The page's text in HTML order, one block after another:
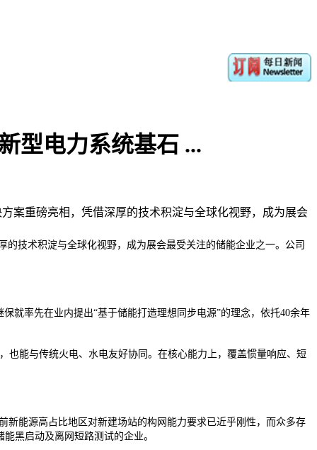
型电力系统基石 ...
案重磅亮相，凭借深厚的技术积淀与全球化视野，成为展会
技术积淀与全球化视野，成为展会最受关注的储能企业之一。公司
就率先在业内提出“基于储能打造理想同步电源”的理念，依托40余年
也能与传统火电、水电友好协同。在核心能力上，覆盖惯量响应、短
新能源高占比地区对新建场站的构网能力要求已近乎刚性，而众多存
黑启动及离网短路测试的企业。